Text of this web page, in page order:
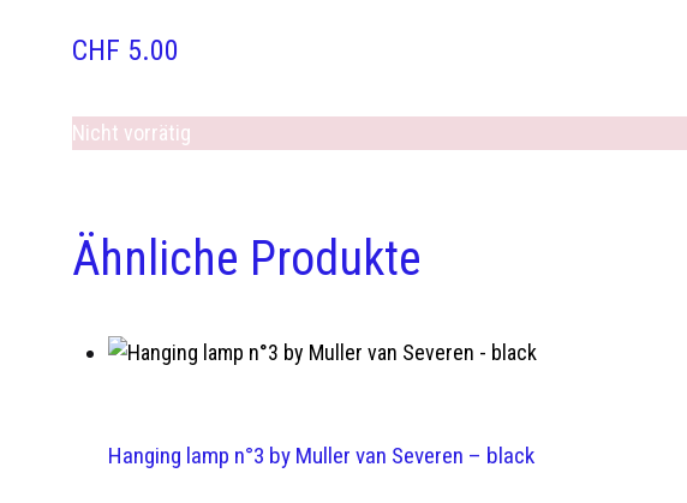
CHF 5.00
Nicht vorrätig
Ähnliche Produkte
Hanging lamp n°3 by Muller van Severen – black